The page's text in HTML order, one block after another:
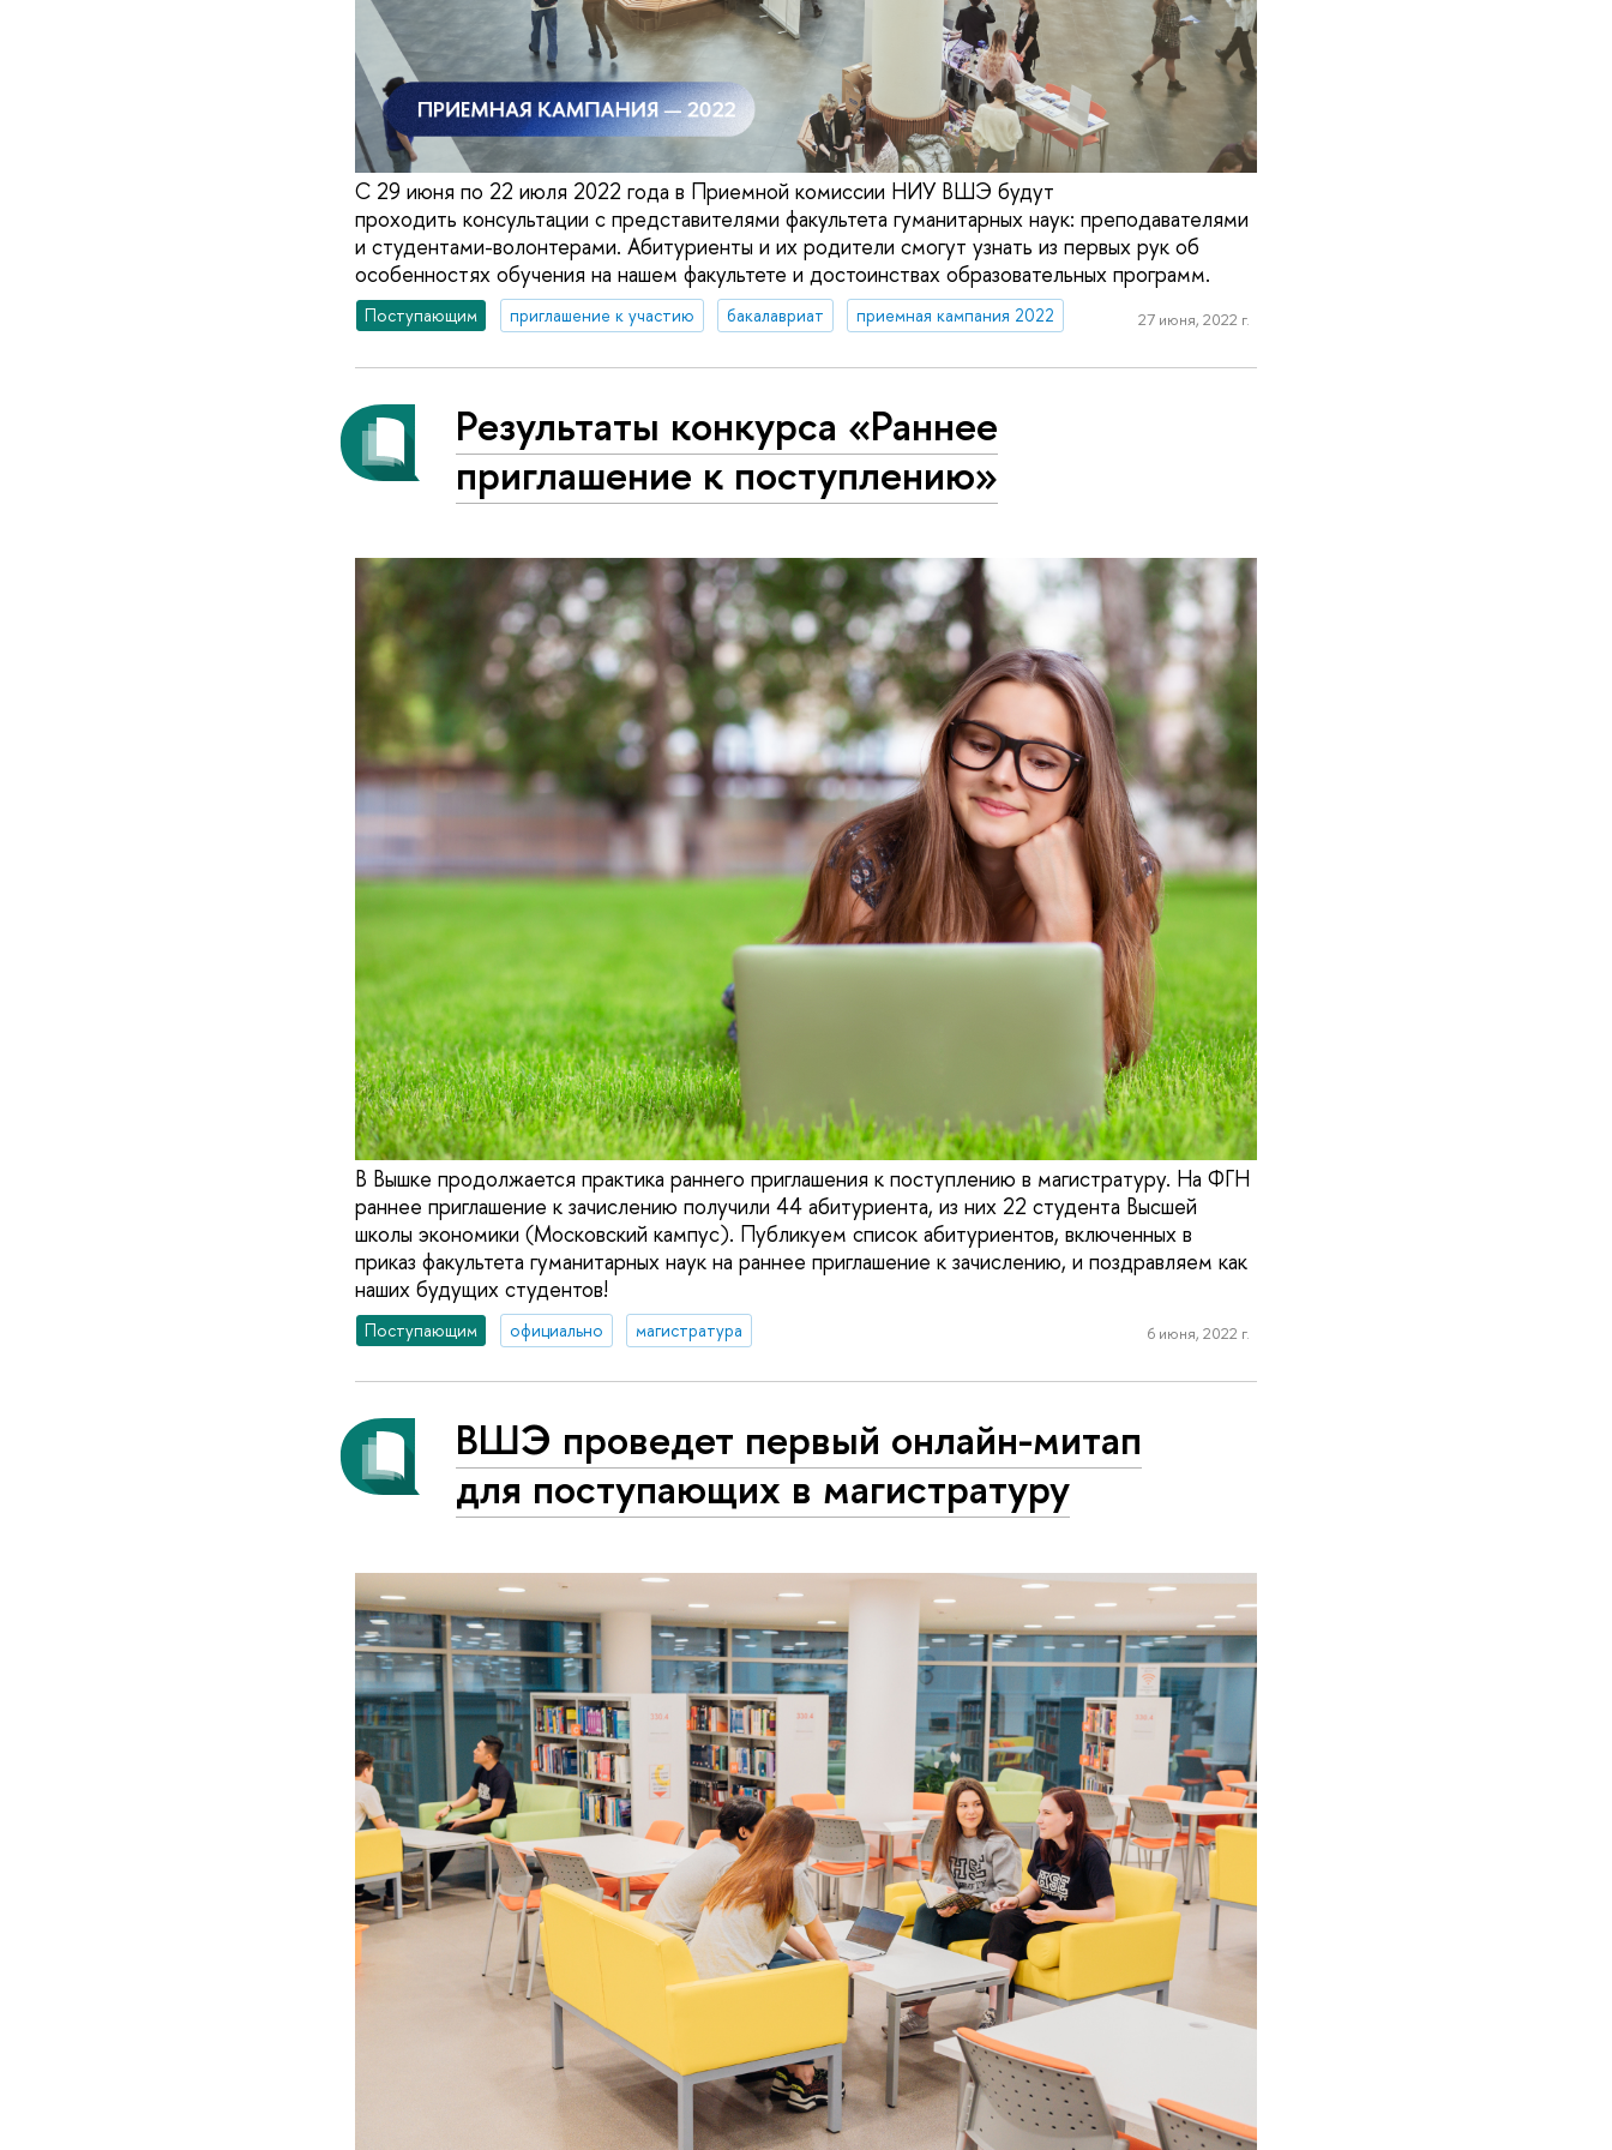
С 29 июня по 22 июля 2022 года в Приемной комиссии НИУ ВШЭ будут
проходить консультации с представителями факультета гуманитарных наук: преподавателями
и студентами-волонтерами. Абитуриенты и их родители смогут узнать из первых рук об
особенностях обучения на нашем факультете и достоинствах образовательных программ.
Поступающим приглашение к участию бакалавриат приемная кампания 2022 27 июня, 2022 г.
Результаты конкурса «Раннее
приглашение к поступлению»
В Вышке продолжается практика раннего приглашения к поступлению в магистратуру. На ФГН
раннее приглашение к зачислению получили 44 абитуриента, из них 22 студента Высшей
школы экономики (Московский кампус). Публикуем список абитуриентов, включенных в
приказ факультета гуманитарных наук на раннее приглашение к зачислению, и поздравляем как
наших будущих студентов!
Поступающим официально магистратура 6 июня, 2022 г.
ВШЭ проведет первый онлайн-митап
для поступающих в магистратуру